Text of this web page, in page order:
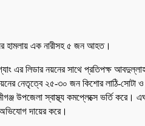
হামলায় এক নারীসহ ৫ জন আহত।
এর লিডার নয়নের সাথে প্রতিপক্ষ
নেতৃত্বে ২৫-৩০ জন কিশোর লাঠি-
স্বাস্থ্য কমপ্লেক্সে ভর্তি করে।
দায়ের করে।